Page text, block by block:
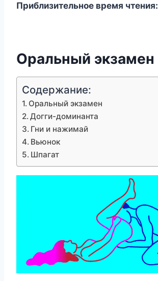
Приблизительное время чтения:
Оральный экзамен
Содержание:
Оральный экзамен
Догги-доминанта
Гни и нажимай
Вьюнок
Шпагат